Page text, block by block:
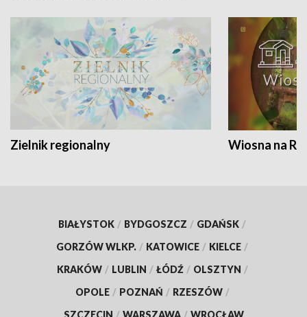
Zielnik regionalny Wiosna na
BIAŁYSTOK / BYDGOSZCZ / GDAŃSK /
GORZÓW WLKP. / KATOWICE / KIELCE /
KRAKÓW / LUBLIN / ŁÓDŹ / OLSZTYN /
OPOLE / POZNAŃ / RZESZÓW /
SZCZECIN / WARSZAWA / WROCŁAW